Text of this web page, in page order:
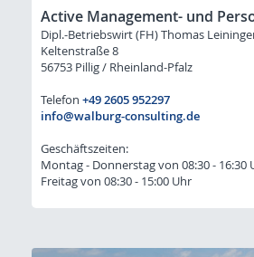
Bauchemie
Kunststoffe / Elastomere
Kontakt & Anfahrt
Active Management- und
Dipl.-Betriebswirt (FH) Thomas
Keltenstraße 8
56753 Pillig / Rheinland-Pfalz
Telefon +49 2605 952297
info@walburg-consulting.de
Geschäftszeiten:
Montag - Donnerstag von 08:30 - 16:30
Freitag von 08:30 - 15:00 Uhr